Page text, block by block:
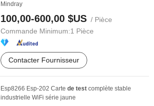
Mindray
100,00-600,00 $US / Pièce
Commande Minimum:1 Pièce
Contacter Fournisseur
Esp8266 Esp-202 Carte de test complète stable
industrielle WiFi série jaune